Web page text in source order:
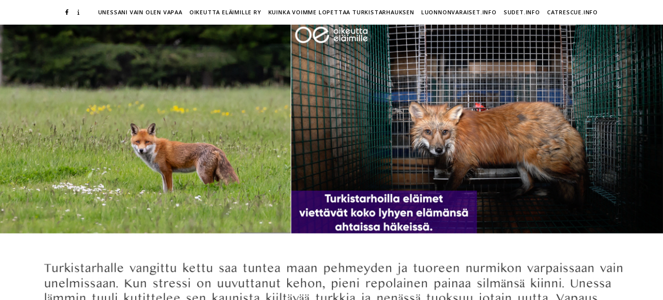
UNESSANI VAIN OLEN VAPAA OIKEUTTA ELÄIMILLE RY KUINKA VOIMME LOPETTAA TURKISTARHAUKSEN LUONNONVARAISET.INFO SUDET.INFO CATRESCUE.INFO